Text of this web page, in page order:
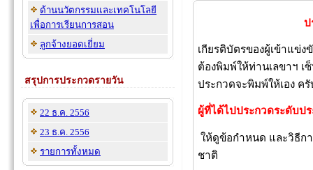
ด้านนวัตกรรมและเทคโนโลยี
เพื่อการเรียนการสอน
ลูกจ้างยอดเยี่ยม
สรุปการประกวดรายวัน
22 ธ.ค. 2556
23 ธ.ค. 2556
รายการทั้งหมด
ป
เกียรติบัตรของผู้เข้าแข่ง
ต้องพิมพ์ให้ท่านเลขาฯ เ
ประกวดจะพิมพ์ให้เอง ครั
ผู้ที่ได้ไปประกวดระดับปร
ให้ดูข้อกำหนด และวิธีกา
ชาติ